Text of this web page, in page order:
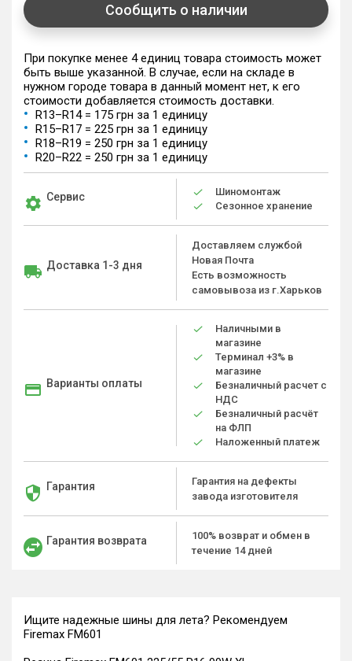
Сообщить о наличии
При покупке менее 4 единиц товара стоимость может
быть выше указанной. В случае, если на складе в
нужном городе товара в данный момент нет, к его
стоимости добавляется стоимость доставки.
R13–R14 = 175 грн за 1 единицу
R15–R17 = 225 грн за 1 единицу
R18–R19 = 250 грн за 1 единицу
R20–R22 = 250 грн за 1 единицу
Сервис
Шиномонтаж
Сезонное хранение
Доставка 1-3 дня
Доставляем службой
Новая Почта
Есть возможность
самовывоза из г.Харьков
Варианты оплаты
Наличными в
магазине
Терминал +3% в
магазине
Безналичный расчет с
НДС
Безналичный расчёт
на ФЛП
Наложенный платеж
Гарантия
Гарантия на дефекты
завода изготовителя
Гарантия возврата
100% возврат и обмен в
течение 14 дней
Ищите надежные шины для лета? Рекомендуем
Firemax FM601